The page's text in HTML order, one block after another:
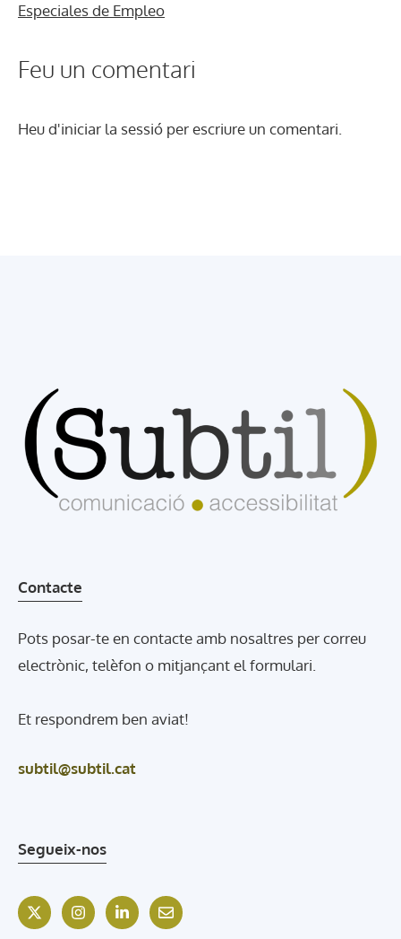
Especiales de Empleo
Feu un comentari
Heu d'iniciar la sessió per escriure un comentari.
Contacte
Pots posar-te en contacte amb nosaltres per correu
electrònic, telèfon o mitjançant el formulari.
Et respondrem ben aviat!
subtil@subtil.cat
Segueix-nos